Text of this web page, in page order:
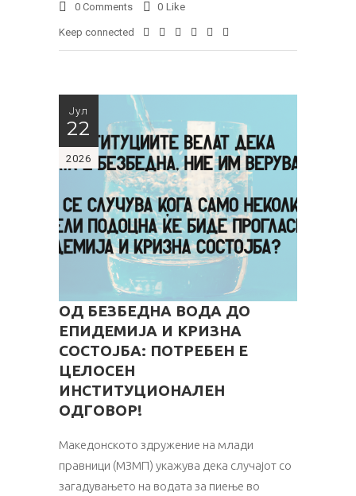
0 Comments 0 Like
Keep connected
Јул
22
2026
ОД БЕЗБЕДНА ВОДА ДО
ЕПИДЕМИЈА И КРИЗНА
СОСТОЈБА: ПОТРЕБЕН Е
ЦЕЛОСЕН
ИНСТИТУЦИОНАЛЕН
ОДГОВОР!
Македонското здружение на млади
правници (МЗМП) укажува дека случајот со
загадувањето на водата за пиење во